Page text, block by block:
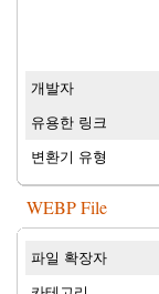
개발자
유용한 링크
변환기 유형
WEBP File
파일 확장자